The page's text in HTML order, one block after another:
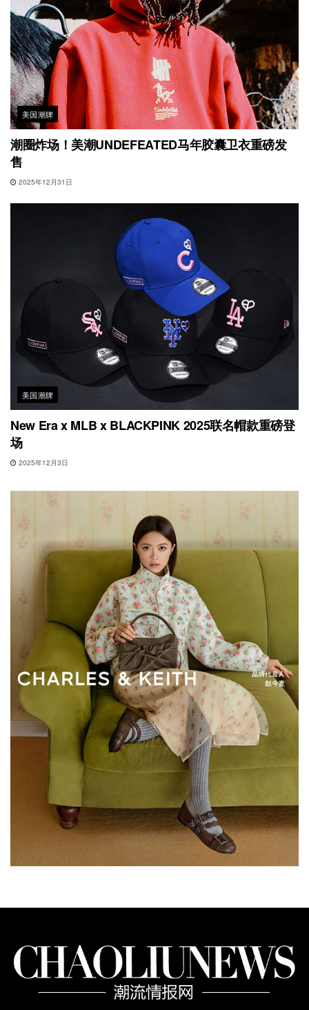
美国潮牌
潮圈炸场！美潮UNDEFEATED马年胶囊卫衣重磅发
售
2025年12月31日
美国潮牌
New Era x MLB x BLACKPINK 2025联名帽款重磅登
场
2025年12月3日